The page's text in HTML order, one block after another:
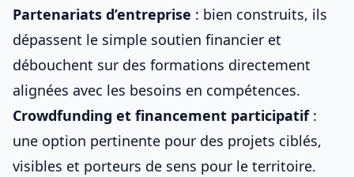
Partenariats d’entreprise : bien construits, ils
dépassent le simple soutien financier et
débouchent sur des formations directement
alignées avec les besoins en compétences.
Crowdfunding et financement participatif:
une option pertinente pour des projets ciblés,
visibles et porteurs de sens pour le territoire.